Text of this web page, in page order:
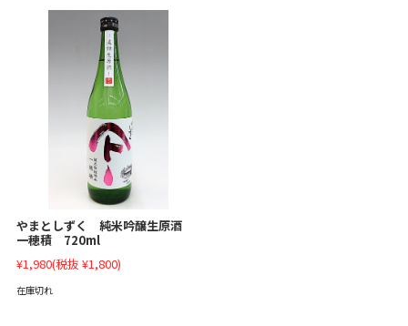
やまとしずく 純米吟醸生原酒
一穂積 720ml
¥1,980(税抜 ¥1,800)
在庫切れ